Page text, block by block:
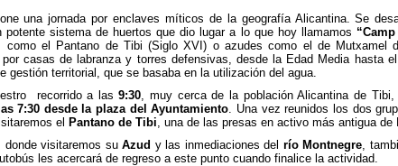
una jornada por enclaves míticos de la geografía Alicantina. Se
sistema de huertos que dio lugar a lo que hoy llamamos
como el Pantano de Tibi (Siglo XVI) o azudes como el de
casas de labranza y torres defensivas, desde la Edad Media
gestión territorial, que se basaba en la utilización del agua.
recorrido a las9:30, muy cerca de la población Alicantina de Tibi,
7:30 desde la plaza del Ayuntamiento. Una vez reunidos los dos
el Pantano de Tibi, una de las presas en activo más antigua
donde visitaremos suAzud y las inmediaciones del río Montnegre,
les acercará de regreso a este punto cuando finalice la actividad.